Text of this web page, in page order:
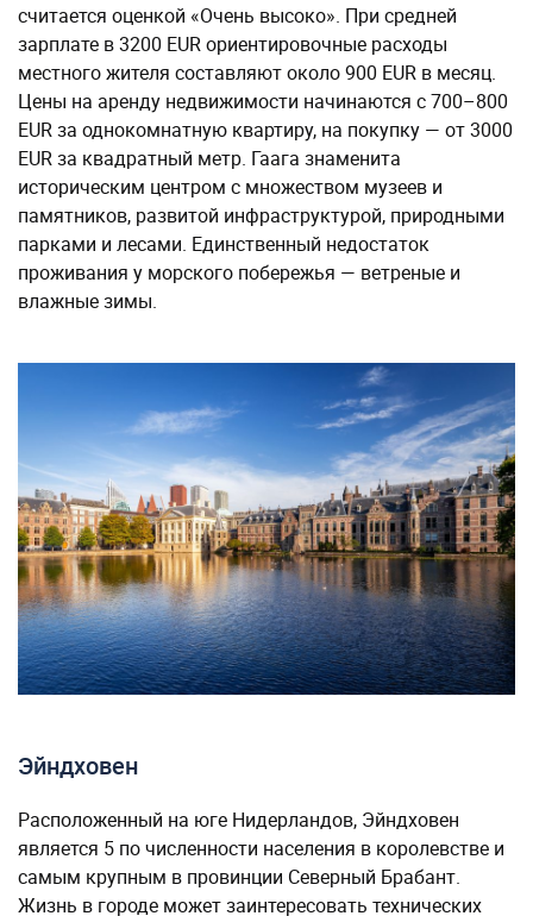
считается оценкой «Очень высоко». При средней
зарплате в 3200 EUR ориентировочные расходы
местного жителя составляют около 900 EUR в месяц.
Цены на аренду недвижимости начинаются с 700–800
EUR за однокомнатную квартиру, на покупку — от 3000
EUR за квадратный метр. Гаага знаменита
историческим центром с множеством музеев и
памятников, развитой инфраструктурой, природными
парками и лесами. Единственный недостаток
проживания у морского побережья — ветреные и
влажные зимы.
Эйндховен
Расположенный на юге Нидерландов, Эйндховен
является 5 по численности населения в королевстве и
самым крупным в провинции Северный Брабант.
Жизнь в городе может заинтересовать технических